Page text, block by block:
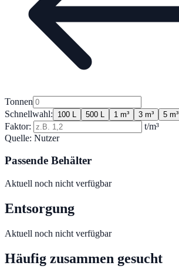
Tonnen
Schnellwahl:
100 L 500 L 1 m³ 3 m³ 5 m³
Faktor:
t/m³
Quelle: Nutzer
Passende Behälter
Aktuell noch nicht verfügbar
Entsorgung
Aktuell noch nicht verfügbar
Häufig zusammen gesucht